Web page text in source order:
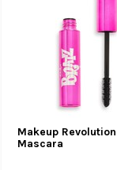
Makeup
Mascara